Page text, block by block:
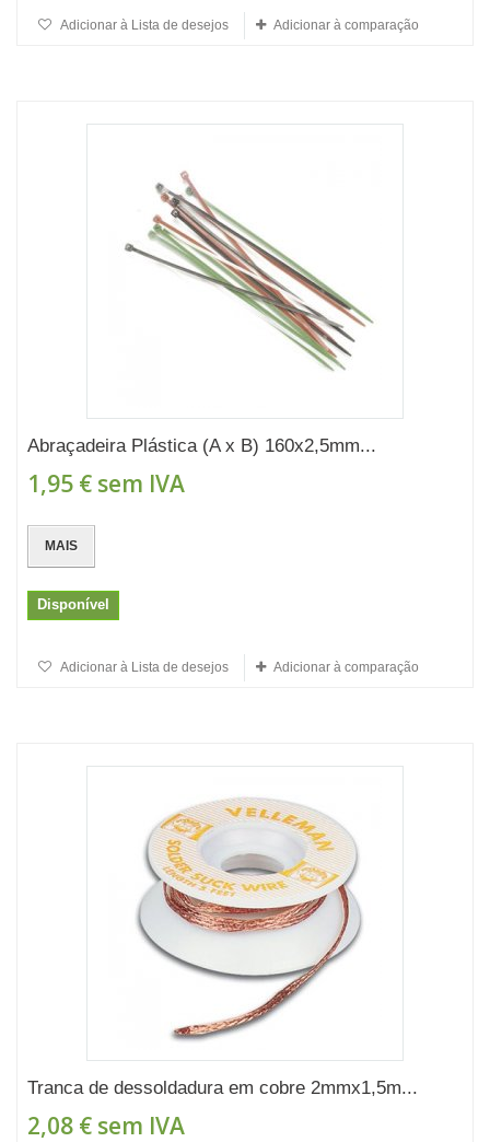
Adicionar à Lista de desejos Adicionar à comparação
Abraçadeira Plástica (A x B) 160x2,5mm...
1,95 € sem IVA
MAIS
Disponível
Adicionar à Lista de desejos Adicionar à comparação
Tranca de dessoldadura em cobre 2mmx1,5m...
2,08 € sem IVA